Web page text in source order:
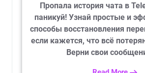
Пропала история чата в
паникуй! Узнай простые и
способы восстановления
если кажется, что всё
Верни свои